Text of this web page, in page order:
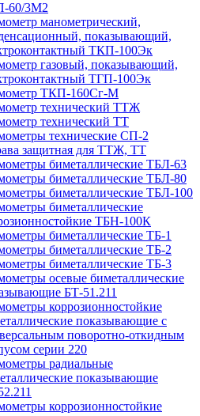
60/3М2
манометрический,
показывающий,
ТКП-100Эк
газовый, показывающий,
ТГП-100Эк
ТКП-160Сг-М
технический ТТЖ
технический ТТ
технические СП-2
защитная для ТТЖ, ТТ
биметаллические ТБЛ-63
биметаллические ТБЛ-80
биметаллические ТБЛ-100
биметаллические
ТБН-100К
биметаллические ТБ-1
биметаллические ТБ-2
биметаллические ТБ-3
осевые биметаллические
БТ-51.211
коррозионностойкие
показывающие с
поворотно-откидным
серии 220
радиальные
показывающие
коррозионностойкие